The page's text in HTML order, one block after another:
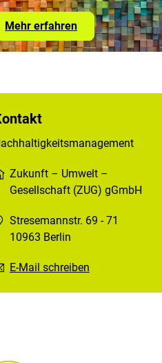
Mehr erfahren
Zukunft – Umwelt –
Gesellschaft (ZUG) gGmbH
Stresemannstr. 69 - 71
10963 Berlin
E-Mail schreiben